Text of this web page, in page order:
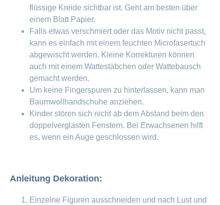
flüssige Kreide sichtbar ist. Geht am besten über
einem Blatt Papier.
Falls etwas verschmiert oder das Motiv nicht passt,
kann es einfach mit einem feuchten Microfasertuch
abgewischt werden. Kleine Korrekturen können
auch mit einem Wattestäbchen oder Wattebausch
gemacht werden.
Um keine Fingerspuren zu hinterlassen, kann man
Baumwollhandschuhe anziehen.
Kinder stören sich nicht ab dem Abstand beim den
doppelverglasten Fenstern. Bei Erwachsenen hilft
es, wenn ein Auge geschlossen wird.
Anleitung Dekoration:
Einzelne Figuren ausschneiden und nach Lust und